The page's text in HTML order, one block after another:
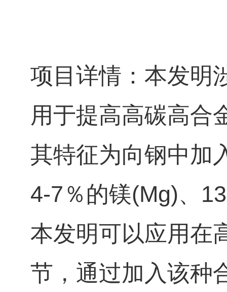
项目详情：本发明
用于提高高碳高合
其特征为向钢中加
4‑7％的镁(Mg)、
本发明可以应用在
节，通过加入该种